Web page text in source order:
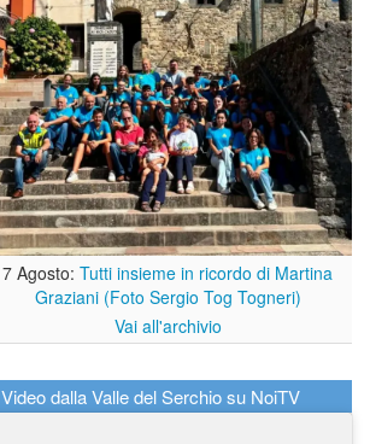
7 Agosto: Tutti insieme in ricordo di Martina
Graziani (Foto Sergio Tog Togneri)
Vai all'archivio
Video dalla Valle del Serchio su NoiTV